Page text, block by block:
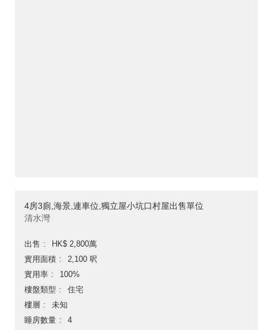
4房3廁,海景,連車位,獨立屋小坑口村屋出售單位
清水灣
出售
HK$ 2,800萬
實用面積
2,100 呎
實用率
100%
樓盤類型
住宅
樓層
未知
睡房數量
4